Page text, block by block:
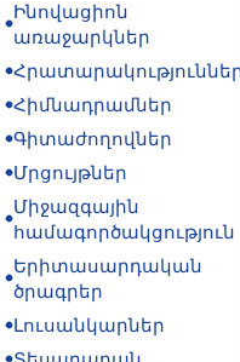
Ինովացիոն
առաջարկներ
Հիմնադրամներ
Գիտաժողովներ
Մրցույթներ
Միջազգային
համագործակցություն
Երիտասարդական
ծրագրեր
Լուսանկարներ